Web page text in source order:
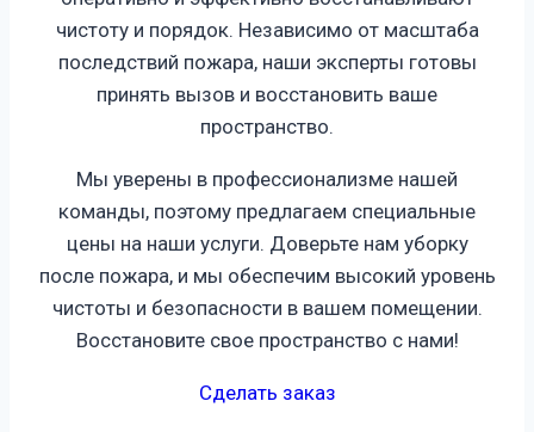
чистоту и порядок. Независимо от масштаба
последствий пожара, наши эксперты готовы
принять вызов и восстановить ваше
пространство.
Мы уверены в профессионализме нашей
команды, поэтому предлагаем специальные
цены на наши услуги. Доверьте нам уборку
после пожара, и мы обеспечим высокий уровень
чистоты и безопасности в вашем помещении.
Восстановите свое пространство с нами!
Сделать заказ